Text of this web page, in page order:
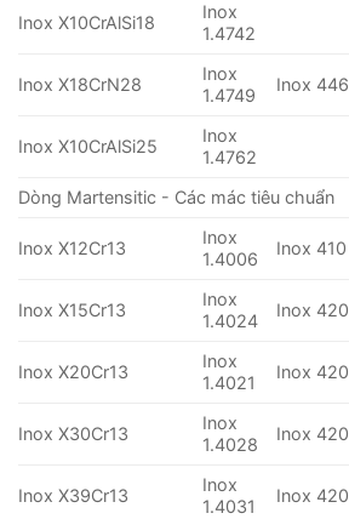
Inox X10CrAlSi18
Inox
1.4742
Inox X18CrN28
Inox
1.4749
Inox 446
Inox X10CrAlSi25
Inox
1.4762
Dòng Martensitic - Các mác tiêu chuẩn
Inox X12Cr13
Inox
1.4006
Inox 410
Inox X15Cr13
Inox
1.4024
Inox 420
Inox X20Cr13
Inox
1.4021
Inox 420
Inox X30Cr13
Inox
1.4028
Inox 420
Inox X39Cr13
Inox
1.4031
Inox 420